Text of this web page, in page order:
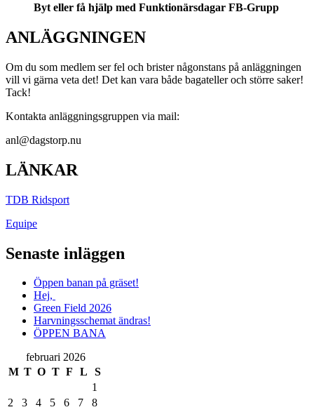
Byt eller få hjälp med Funktionärsdagar FB-Grupp
ANLÄGGNINGEN
Om du som medlem ser fel och brister någonstans på anläggningen
vill vi gärna veta det! Det kan vara både bagateller och större saker!
Tack!
Kontakta anläggningsgruppen via mail:
anl@dagstorp.nu
LÄNKAR
TDB Ridsport
Equipe
Senaste inläggen
Öppen banan på gräset!
Hej,
Green Field 2026
Harvningsschemat ändras!
ÖPPEN BANA
februari 2026
M T O T F L
S
1
2
3 4 5 6 7 8